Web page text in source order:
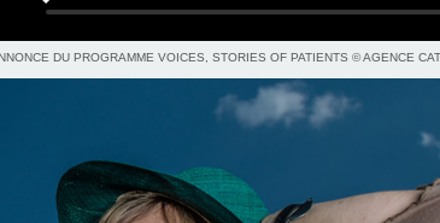
DU PROGRAMME VOICES, STORIES OF PATIENTS © AGENCE